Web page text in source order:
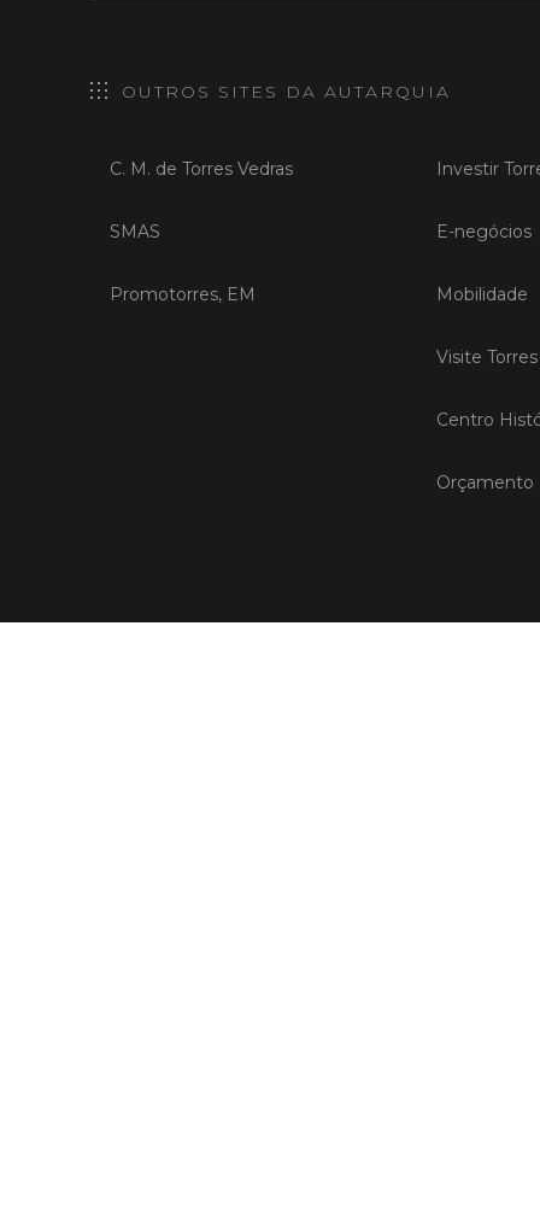
OUTROS SITES DA AUTARQUIA
C. M. de Torres Vedras
SMAS
Promotorres, EM
Investir
E-negócios
Mobilidade
Visite
Centro
Orçamento